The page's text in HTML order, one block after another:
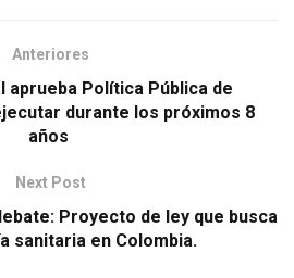
Anteriores
aprueba Política Pública de
durante los próximos 8
años
Next Post
Proyecto de ley que busca
sanitaria en Colombia.